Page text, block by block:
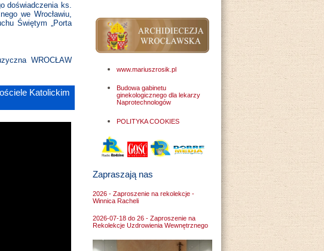
www.mariuszrosik.pl
Budowa gabinetu
ginekologicznego dla lekarzy
Naprotechnologów
POLITYKA COOKIES
Zapraszają nas
2026 - Zaproszenie na rekolekcje -
Winnica Racheli
2026-07-18 do 26 - Zaproszenie na
Rekolekcje Uzdrowienia Wewnętrznego
doświadczenia ks.
we Wrocławiu,
Świętym „Porta
WROCŁAW
Katolickim